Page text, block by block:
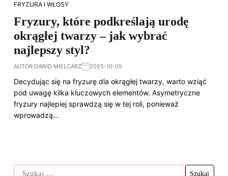
FRYZURA I WŁOSY
Fryzury, które podkreślają urodę
okrągłej twarzy – jak wybrać
najlepszy styl?
AUTOR:DAWID MIELCARZ 2025-10-05
Decydując się na fryzurę dla okrągłej twarzy, warto wziąć
pod uwagę kilka kluczowych elementów. Asymetryczne
fryzury najlepiej sprawdzą się w tej roli, ponieważ
wprowadzą…